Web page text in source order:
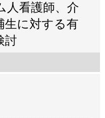
人看護師、介
生に対する有
討